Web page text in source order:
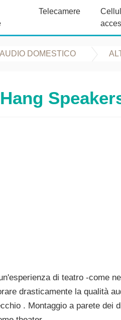
Telecamere
AUDIO DOMESTICO
di teatro -come
drasticamente la qualità
. Montaggio a parete dei